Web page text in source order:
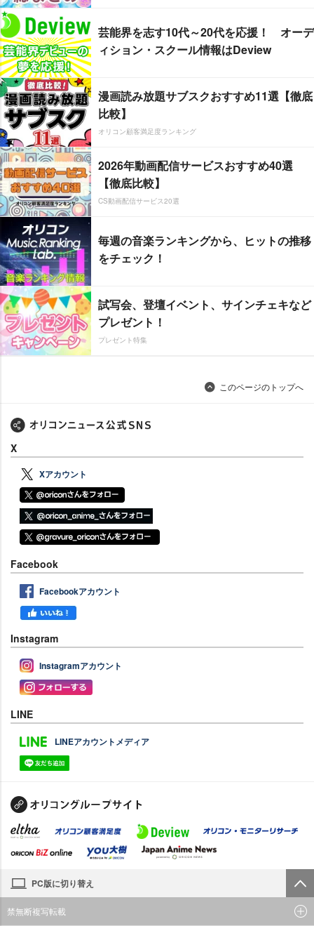
芸能界を志す10代～20代を応援！ オーデ
ィション・スクール情報はDeview
漫画読み放題サブスクおすすめ11選【徹底
比較】
オリコン顧客満足度ランキング
2026年動画配信サービスおすすめ40選
【徹底比較】
CS動画配信サービス20選
毎週の音楽ランキングから、ヒットの推移
をチェック！
試写会、登壇イベント、サインチェキなど
プレゼント！
プレゼント特集
このページのトップへ
X
Xアカウント
Facebook
Facebookアカウント
Instagram
Instagramアカウント
LINE
LINEアカウントメディア
PC版に切り替え
禁無断複写転載